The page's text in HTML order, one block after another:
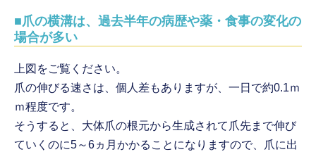
■爪の横溝は、過去半年の病歴や薬・食事の変化の
場合が多い
上図をご覧ください。
爪の伸びる速さは、個人差もありますが、一日で約0.1ｍ
ｍ程度です。
そうすると、大体爪の根元から生成されて爪先まで伸び
ていくのに5～6ヵ月かかることになりますので、爪に出